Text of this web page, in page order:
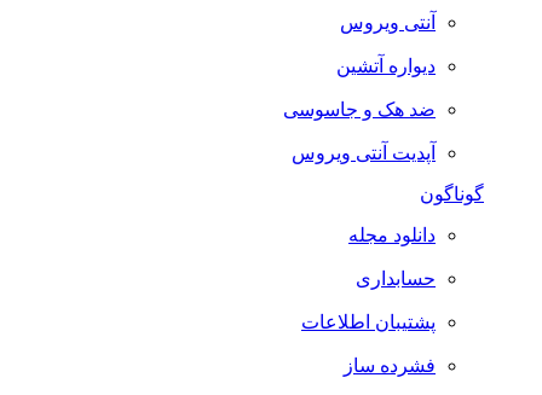
آنتی ویروس
دیواره آتشین
ضد هک و جاسوسی
آپدیت آنتی ویروس
گوناگون
دانلود مجله
حسابداری
پشتیبان اطلاعات
فشرده ساز